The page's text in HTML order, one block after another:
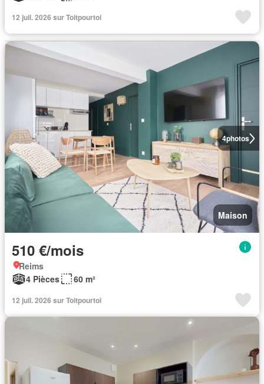
12 juil. 2026 sur Toitpourtoi
4photos
Maison
510 €/mois
Reims
4 Pièces
60 m²
12 juil. 2026 sur Toitpourtoi